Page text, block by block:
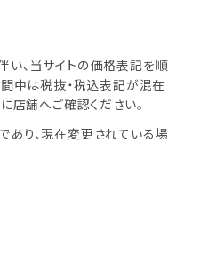
、当サイトの価格表記を順
中は税抜・税込表記が混在
店舗へご確認ください。
り、現在変更されている場